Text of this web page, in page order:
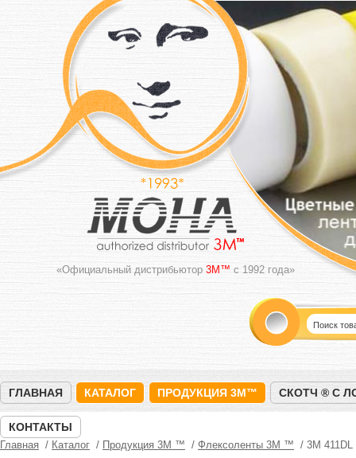
«Официальный дистрибьютор 3M™ с 1992 года»
ГЛАВНАЯ КАТАЛОГ ПРОДУКЦИЯ 3M™ СКОТЧ ® С
КОНТАКТЫ
Главная Каталог Продукция 3M ™ Флексоленты 3М ™ 3M 411DL